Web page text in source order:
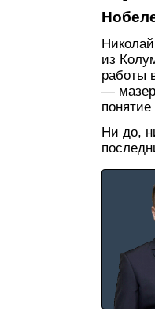
из
работы
—
Ни до,